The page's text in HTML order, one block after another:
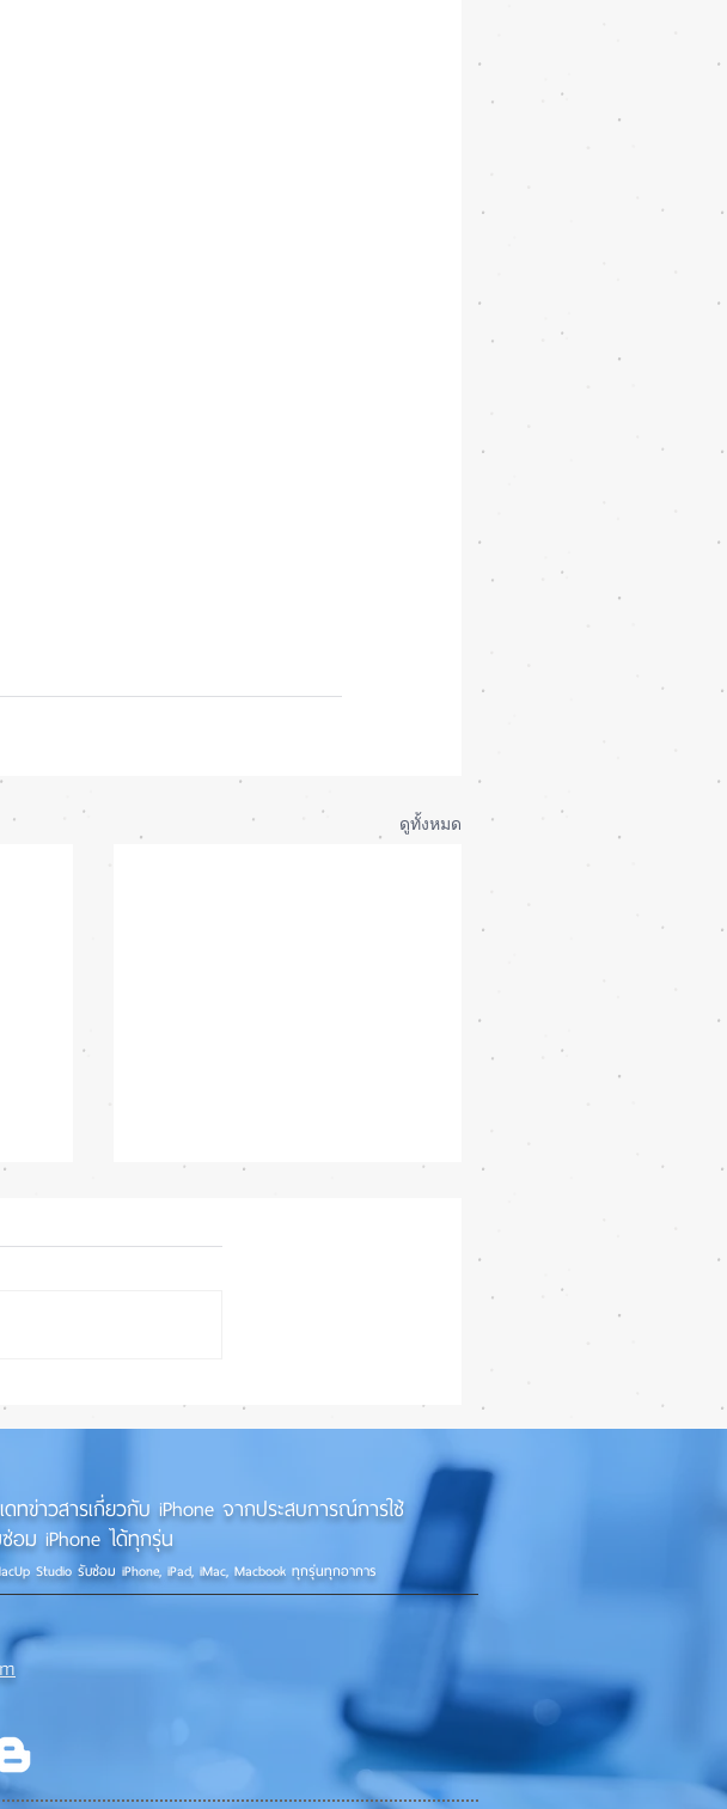
ดูทั้งหมด
iOS 27 ทำ iPhone จอใหญ่ขึ้น
น่าใช้กว่าเดิม หลายแอปรองรับ
ทข่าวสารเกี่ยวกับ iPhone จากประสบการณ์การใช้
ม iPhone ได้ทุกรุ่น
Studio รับซ่อม iPhone, iPad, iMac, Macbook ทุกรุ่นทุกอาการ